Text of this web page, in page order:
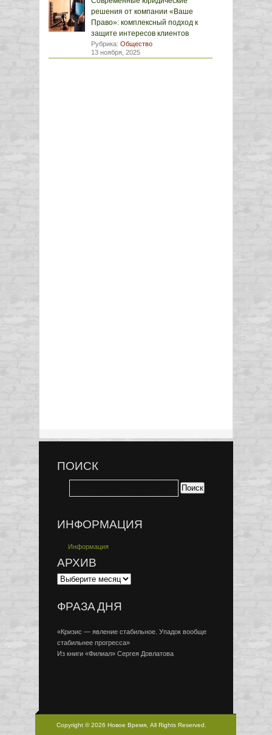
решения от компании «Ваше
Право»: комплексный подход к
защите интересов клиентов
Рубрика: Общество
13 ноября, 2025
ПОИСК
ИНФОРМАЦИЯ
Информация
АРХИВ
ФРАЗА ДНЯ
«Кризис — явление стабильное. Упадок вообще
стабильнее прогресса»
Из книги «Филиал» Сергея Довлатова
Copyright © 2026 Новое Время, All Rights Reserved.